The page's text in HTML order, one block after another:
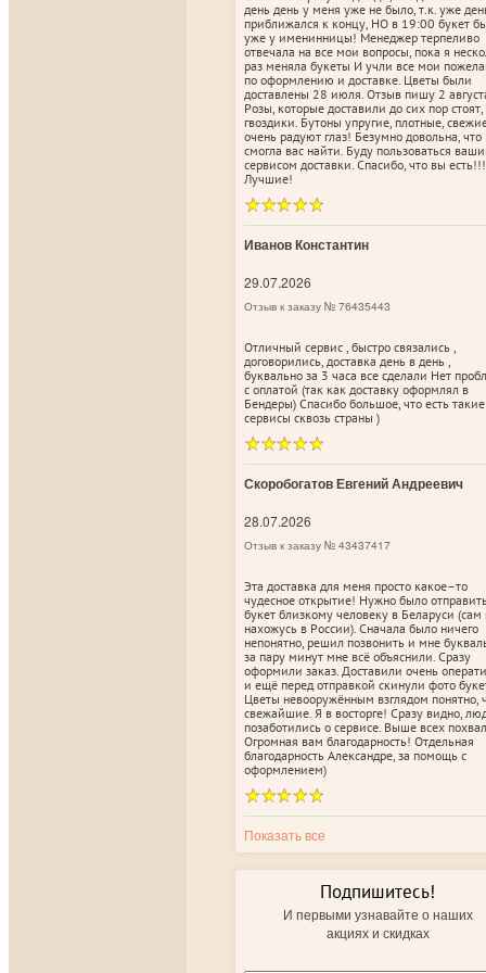
день день у меня уже не было, т.к. уже
приближался к концу, НО в 19:00 букет
уже у именинницы! Менеджер терпеливо
отвечала на все мои вопросы, пока я
раз меняла букеты И учли все мои
по оформлению и доставке. Цветы были
доставлены 28 июля. Отзыв пишу 2
Розы, которые доставили до сих пор стоят,
гвоздики. Бутоны упругие, плотные,
очень радуют глаз! Безумно довольна, что
смогла вас найти. Буду пользоваться
сервисом доставки. Спасибо, что вы есть!!!
Лучшие!
Иванов Константин
29.07.2026
Отзыв к заказу № 76435443
Отличный сервис , быстро связались ,
договорились, доставка день в день ,
буквально за 3 часа все сделали Нет
с оплатой (так как доставку оформлял в
Бендеры) Спасибо большое, что есть такие
сервисы сквозь страны )
Скоробогатов Евгений Андреевич
28.07.2026
Отзыв к заказу № 43437417
Эта доставка для меня просто какое–то
чудесное открытие! Нужно было
букет близкому человеку в Беларуси (сам
нахожусь в России). Сначала было ничего
непонятно, решил позвонить и мне
за пару минут мне всё объяснили. Сразу
оформили заказ. Доставили очень
и ещё перед отправкой скинули фото
Цветы невооружённым взглядом понятно,
свежайшие. Я в восторге! Сразу видно,
позаботились о сервисе. Выше всех похвал.
Огромная вам благодарность! Отдельная
благодарность Александре, за помощь с
оформлением)
Показать все
Подпишитесь!
И первыми узнавайте о наших
акциях и скидках